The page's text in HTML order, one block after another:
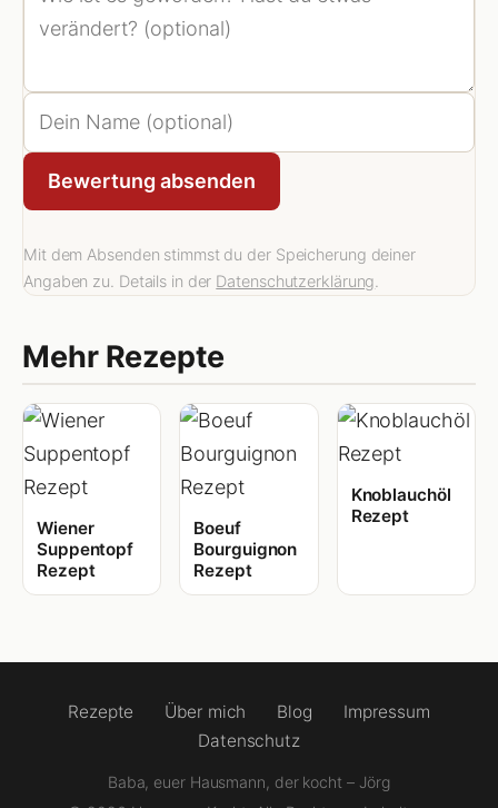
Bewertung absenden
Mit dem Absenden stimmst du der Speicherung deiner
Angaben zu. Details in der Datenschutzerklärung
Mehr Rezepte
Wiener
Suppentopf
Rezept
Boeuf
Bourguignon
Rezept
Knoblauchöl
Rezept
Rezepte Über mich Blog
Impressum
Datenschutz
Baba, euer Hausmann, der kocht – Jörg